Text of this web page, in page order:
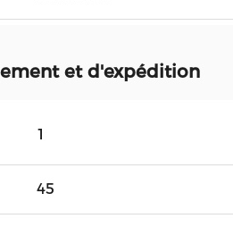
et d'expédition
1
45